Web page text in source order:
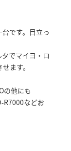
です。目立っ
でマイヨ・ロ
ます。
の他にも
R7000などお